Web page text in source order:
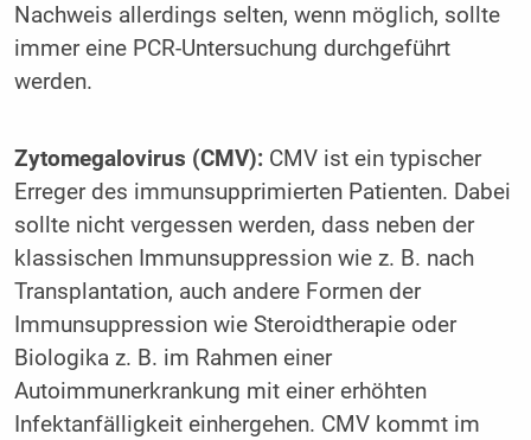
Nachweis allerdings selten, wenn möglich, sollte
immer eine PCR-Untersuchung durchgeführt
werden.
Zytomegalovirus (CMV):CMV ist ein typischer
Erreger des immunsupprimierten Patienten. Dabei
sollte nicht vergessen werden, dass neben der
klassischen Immunsuppression wie z. B. nach
Transplantation, auch andere Formen der
Immunsuppression wie Steroidtherapie oder
Biologika z. B. im Rahmen einer
Autoimmunerkrankung mit einer erhöhten
Infektanfälligkeit einhergehen. CMV kommt im